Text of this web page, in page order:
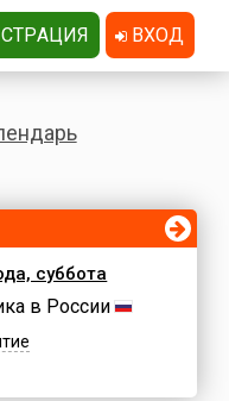
суббота
в России
ВХОД